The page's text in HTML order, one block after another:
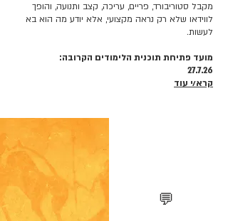
מקבל סטוריבורד, פריים, עריכה, קצב ותנועה, והופך
לווידאו שלא רק נראה מקצועי, אלא יודע מה הוא בא
לעשות.
מועד פתיחת תוכנית הלימודים הקרובה:
27.7.26
קרא/י עוד
💬